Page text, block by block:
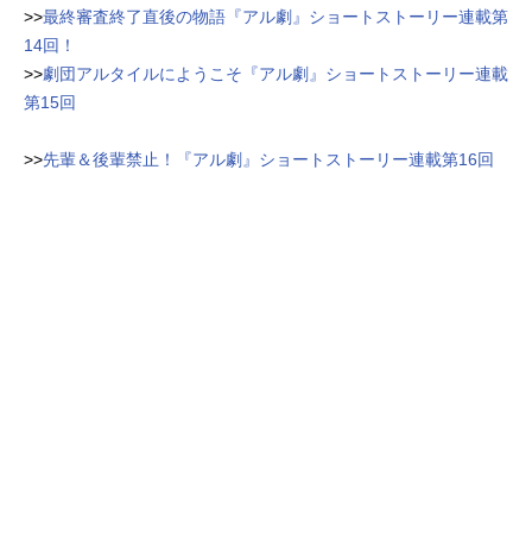
>>最終審査終了直後の物語『アル劇』ショートストーリー連載第
14回！
>>劇団アルタイルにようこそ『アル劇』ショートストーリー連載
第15回
>>先輩＆後輩禁止！『アル劇』ショートストーリー連載第16回